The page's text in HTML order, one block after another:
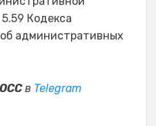
Кодекса
административных
в Telegram